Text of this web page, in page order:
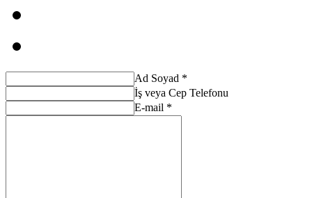
Ad Soyad *
İş veya Cep Telefonu
E-mail *